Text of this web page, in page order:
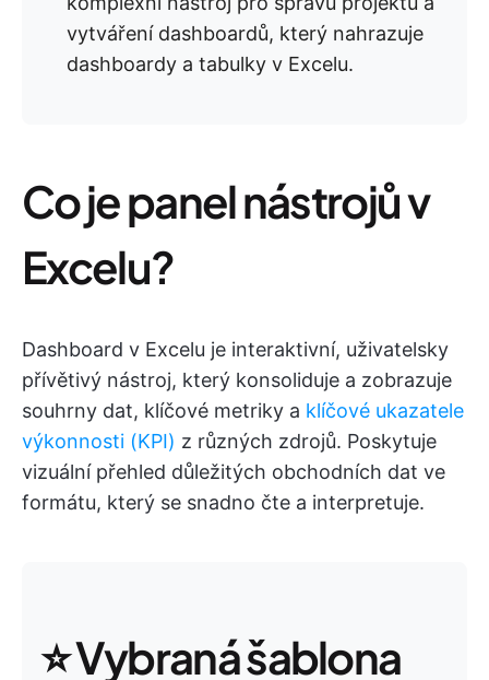
vytváření dashboardů, který nahrazuje
dashboardy a tabulky v Excelu.
Co je panel nástrojů v
Excelu?
Dashboard v Excelu je interaktivní, uživatelsky
přívětivý nástroj, který konsoliduje a zobrazuje
souhrny dat, klíčové metriky a klíčové ukazatele
výkonnosti (KPI) z různých zdrojů. Poskytuje
vizuální přehled důležitých obchodních dat ve
formátu, který se snadno čte a interpretuje.
⭐Vybraná šablona